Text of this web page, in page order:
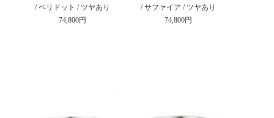
/ ペリドット / ツヤあり
74,800円
/ サファイア / ツヤあり
74,800円